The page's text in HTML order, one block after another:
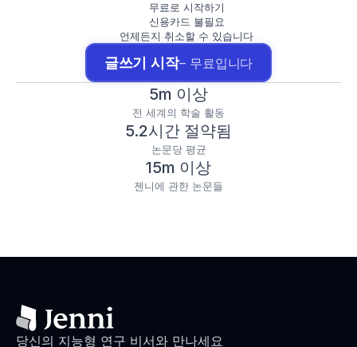
무료로 시작하기
신용카드 불필요
언제든지 취소할 수 있습니다
글쓰기 시작– 무료입니다
5m 이상
전 세계의 학술 활동
5.2시간 절약됨
논문당 평균
15m 이상
젠니에 관한 논문들
당신의 지능형 연구 비서와 만나세요